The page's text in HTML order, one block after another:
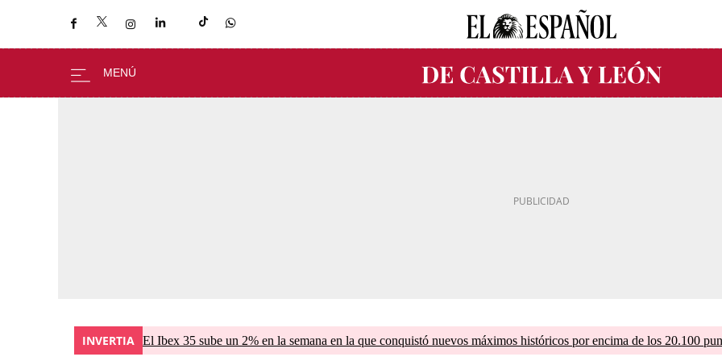
INVERTIA El Ibex 35 sube un 2% en la semana en la que conquistó nuevos máximos históricos por encima de los 20.100